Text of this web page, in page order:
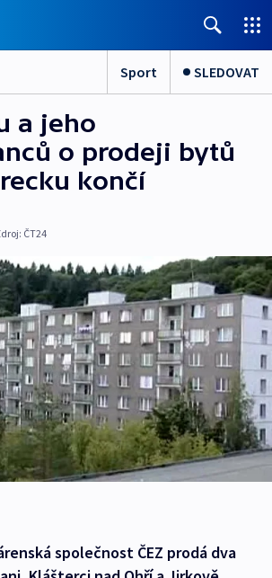
Sport SLEDOVAT
a jeho
o prodeji bytů
končí
ČT24
společnost ČEZ prodá dva